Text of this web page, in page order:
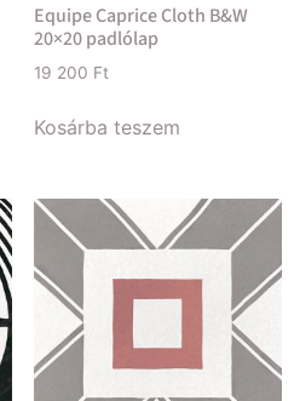
Equipe Caprice Cloth B&W
20×20 padlólap
19 200 Ft
Kosárba teszem